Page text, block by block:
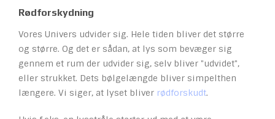
Rødforskydning
Vores Univers udvider sig. Hele tiden bliver det større
og større. Og det er sådan, at lys som bevæger sig
gennem et rum der udvider sig, selv bliver "udvidet",
eller strukket. Dets bølgelængde bliver simpelthen
længere. Vi siger, at lyset bliver rødforskudt.